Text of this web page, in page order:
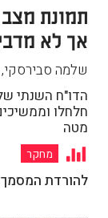
אך לא
שלמה
חלחלו
מטה
מחקר
להורדת